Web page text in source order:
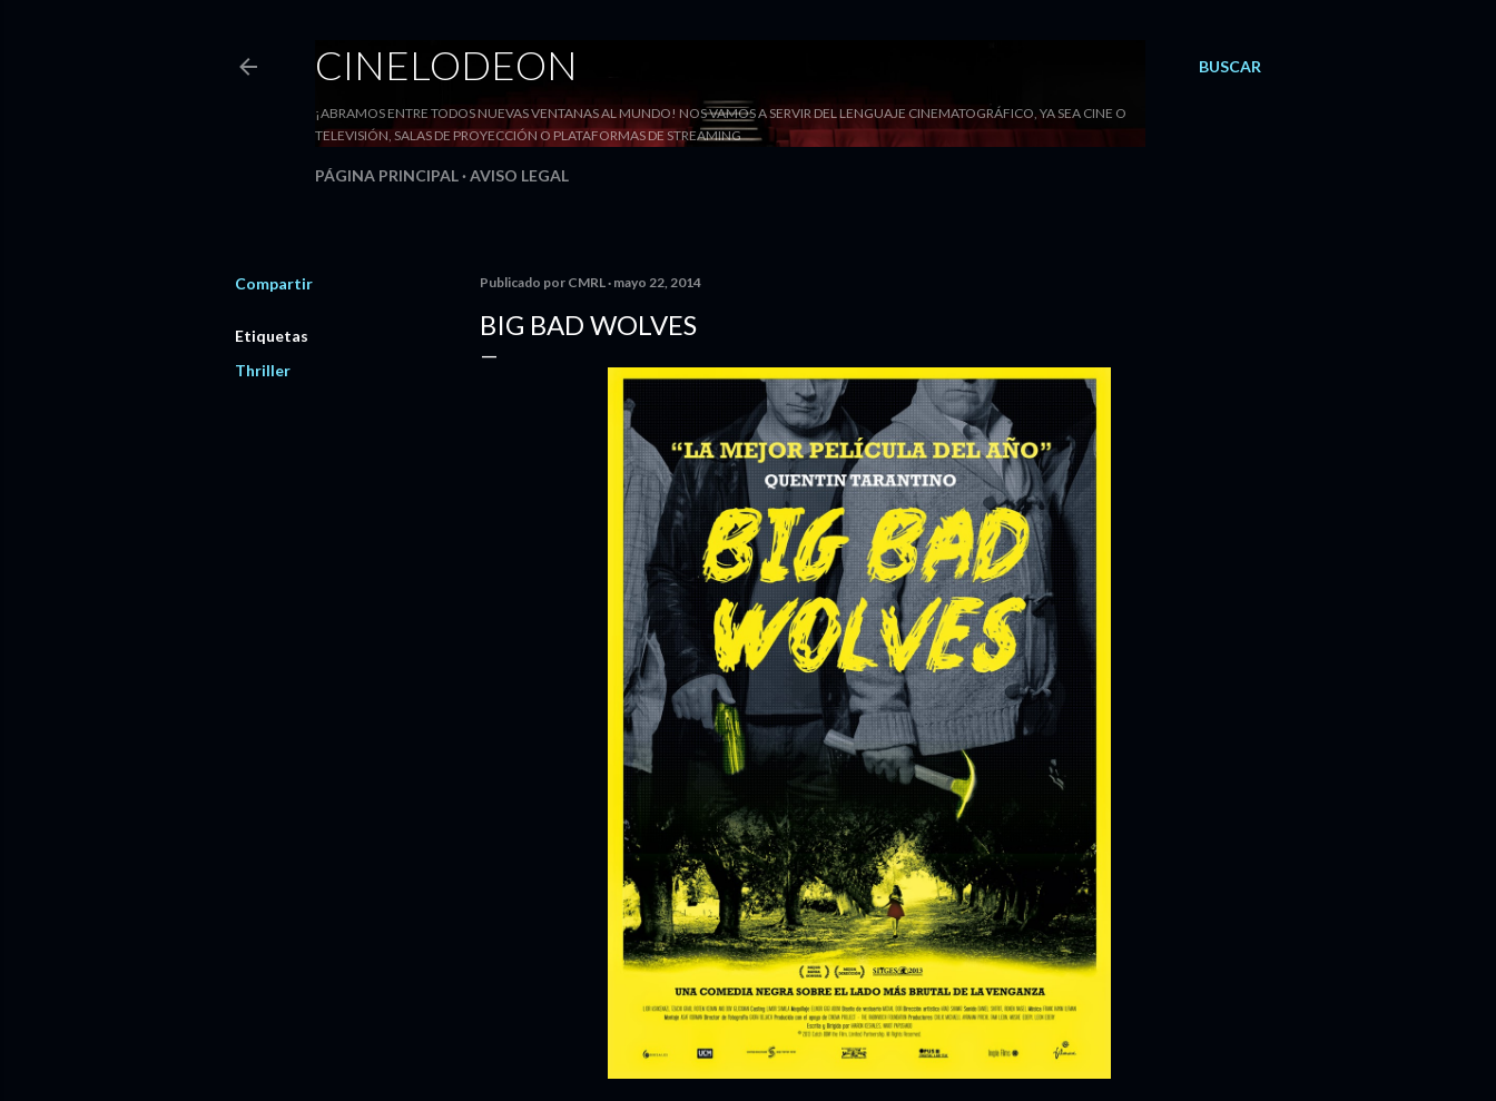
BUSCAR
CINELODEON
¡ABRAMOS ENTRE TODOS NUEVAS VENTANAS AL MUNDO! NOS VAMOS A SERVIR DEL LENGUAJE CINEMATOGRÁFICO, YA SEA CINE O
TELEVISIÓN, SALAS DE PROYECCIÓN O PLATAFORMAS DE STREAMING
PÁGINA PRINCIPAL AVISO LEGAL
Compartir
Etiquetas
Thriller
Publicado por CMRL mayo 22, 2014
BIG BAD WOLVES